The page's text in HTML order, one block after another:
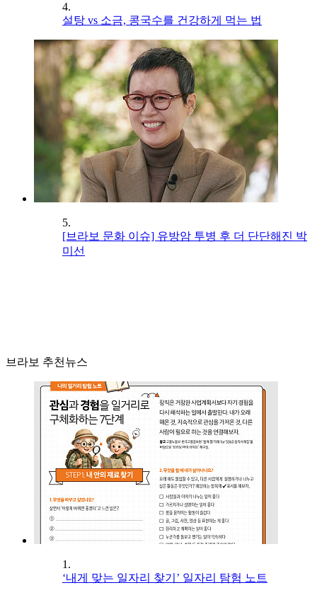
4.
설탕 vs 소금, 콩국수를 건강하게 먹는 법
5.
[브라보 문화 이슈] 유방암 투병 후 더 단단해진 박
미선
브라보 추천뉴스
1.
‘내게 맞는 일자리 찾기’ 일자리 탐험 노트